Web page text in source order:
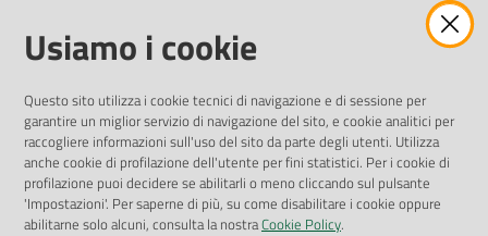
Amministrazione Trasparente
Pubblicità legale
Privacy Policy
Attuazione Misure PNRR
Liste di Attesa
ENTI, IMPRESE E PARTNER
Usiamo i cookie
Questo sito utilizza i cookie tecnici di navigazione e di sessione per
garantire un miglior servizio di navigazione del sito, e cookie analitici per
raccogliere informazioni sull'uso del sito da parte degli utenti. Utilizza
anche cookie di profilazione dell'utente per fini statistici. Per i cookie di
profilazione puoi decidere se abilitarli o meno cliccando sul pulsante
'Impostazioni'. Per saperne di più, su come disabilitare i cookie oppure
abilitarne solo alcuni, consulta la nostraCookie Policy.